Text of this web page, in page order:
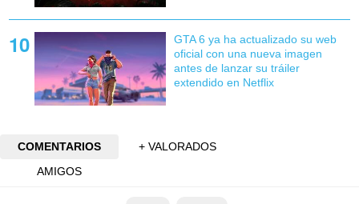
GTA 6 ya ha actualizado su web
oficial con una nueva imagen
antes de lanzar su tráiler
extendido en Netflix
COMENTARIOS
+ VALORADOS
AMIGOS